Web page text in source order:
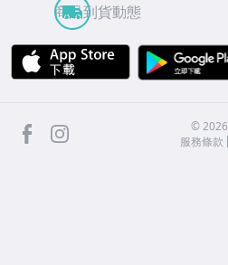
商品到貨動態
APP Store
facebook ©2026
服務條款